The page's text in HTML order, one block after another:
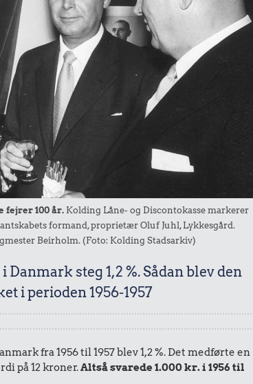
fejrer 100 år. Kolding Låne- og Discontokasse markerer
formand, proprietær Oluf Juhl, Lykkesgård.
Beirholm. (Foto: Kolding Stadsarkiv)
steg 1,2 %. Sådan blev den
i perioden 1956-1957
fra 1956 til 1957 blev 1,2 %. Det medførte en
på 12 kroner.Altså svarede 1.000 kr. i 1956 til